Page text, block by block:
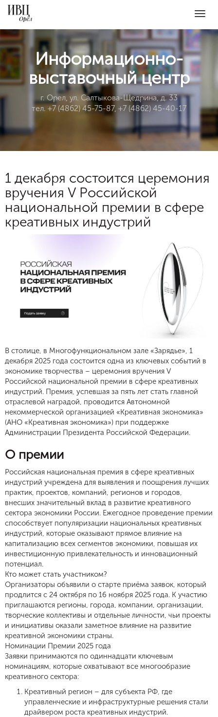
Информационно-
выставочный центр
г. Орел, ул. Салтыкова-Щедрина, д. 33
тел. +7 (4862) 45-75-87, +7 (4862) 45-40-17
1 декабря состоится церемония
вручения V Российской
национальной премии в сфере
креативных индустрий
В столице, в Многофункциональном зале «Зарядье», 1
декабря 2025 года состоится одна из ключевых событий в
экономике творчества – церемония вручения V
Российской национальной премии в сфере креативных
индустрий. Премия, успевшая за пять лет стать главной
отраслевой наградой, проводится Автономной
некоммерческой организацией «Креативная экономика»
(АНО «Креативная экономика») при поддержке
Администрации Президента Российской Федерации.
О премии
Российская национальная премия в сфере креативных
индустрий учреждена для выявления и поощрения лучших
практик, проектов, компаний, регионов и городов,
внесших значительный вклад в развитие креативного
сектора экономики России. Ежегодное проведение премии
способствует популяризации национальных креативных
индустрий, которые оказывают прямое влияние на
капитализацию всех сегментов экономики, повышая их
инвестиционную привлекательность и инновационный
потенциал.
Кто может стать участником?
Организаторы объявили о старте приёма заявок, который
продлится с 24 октября по 16 ноября 2025 года. К участию
приглашаются регионы, города, компании, организации,
творческие коллективы и отдельные личности, чьи проекты
и инициативы оказали заметное влияние на развитие
креативной экономики страны.
Номинации Премии 2025 года
Заявки принимаются по одиннадцати ключевым
номинациям, которые охватывают все многообразие
креативного сектора:
Креативный регион – для субъекта РФ, где
управленческие и инфраструктурные решения стали
драйвером роста креативных индустрий.